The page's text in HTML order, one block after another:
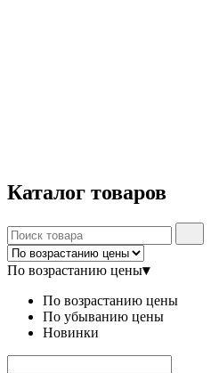
Каталог товаров
По возрастанию цены▾
По возрастанию цены
По убыванию цены
Новинки